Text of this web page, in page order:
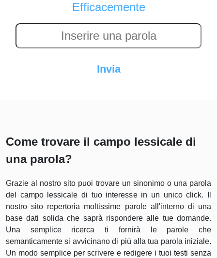
Efficacemente
Come trovare il campo lessicale di
una parola?
Grazie al nostro sito puoi trovare un sinonimo o una parola
del campo lessicale di tuo interesse in un unico click. Il
nostro sito repertoria moltissime parole all'interno di una
base dati solida che saprà rispondere alle tue domande.
Una semplice ricerca ti fornirà le parole che
semanticamente si avvicinano di più alla tua parola iniziale.
Un modo semplice per scrivere e redigere i tuoi testi senza